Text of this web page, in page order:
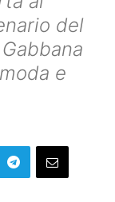
del
e